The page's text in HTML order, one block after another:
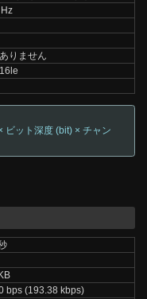
りません
ビット深度 (bit) × チャン
bps (193.38 kbps)